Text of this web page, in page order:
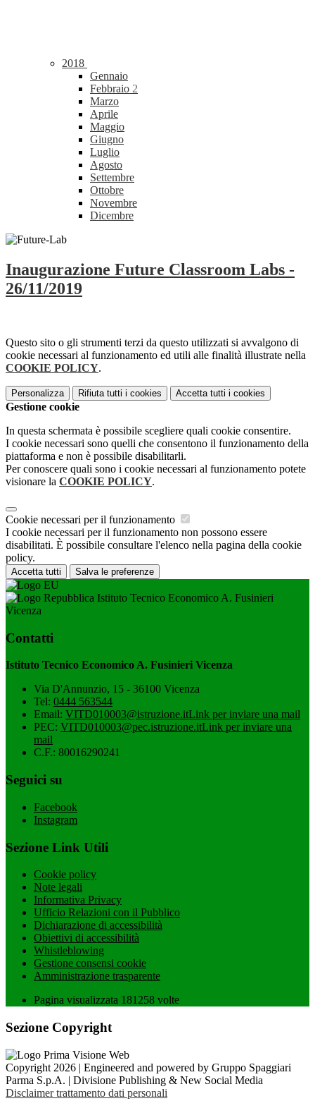
2018
Gennaio
Febbraio 2
Marzo
Aprile
Maggio
Giugno
Luglio
Agosto
Settembre
Ottobre
Novembre
Dicembre
Inaugurazione Future Classroom Labs -
26/11/2019
Questo sito o gli strumenti terzi da questo utilizzati si avvalgono di
cookie necessari al funzionamento ed utili alle finalità illustrate nella
COOKIE POLICY.
Personalizza Rifiuta tutti i cookies Accetta tutti i cookies
Gestione cookie
In questa schermata è possibile scegliere quali cookie consentire.
I cookie necessari sono quelli che consentono il funzionamento della
piattaforma e non è possibile disabilitarli.
Per conoscere quali sono i cookie necessari al funzionamento potete
visionare la COOKIE POLICY.
Cookie necessari per il funzionamento
I cookie necessari per il funzionamento non possono essere
disabilitati. È possibile consultare l'elenco nella pagina della cookie
policy.
Accetta tutti Salva le preferenze
Istituto Tecnico Economico A. Fusinieri
Vicenza
Contatti
Istituto Tecnico Economico A. Fusinieri Vicenza
Via D'Annunzio, 15 - 36100 Vicenza
Tel: 0444 563544
Email: VITD010003@istruzione.itLink per inviare una mail
PEC: VITD010003@pec.istruzione.itLink per inviare una
mail
C.F.: 80016290241
Seguici su
Facebook
Instagram
Sezione Link Utili
Cookie policy
Note legali
Informativa Privacy
Ufficio Relazioni con il Pubblico
Dichiarazione di accessibilità
Obiettivi di accessibilità
Whistleblowing
Gestione consensi cookie
Amministrazione trasparente
Pagina visualizzata 181258 volte
Sezione Copyright
Copyright 2026 | Engineered and powered by Gruppo Spaggiari
Parma S.p.A. | Divisione Publishing & New Social Media
Disclaimer trattamento dati personali